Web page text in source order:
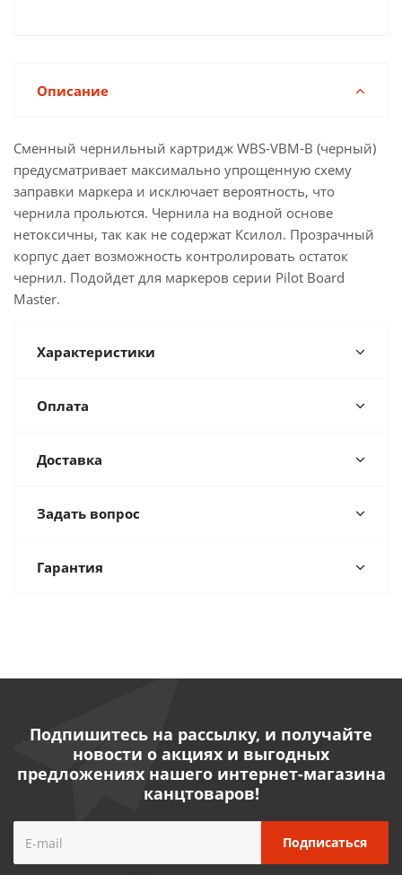
Описание
Сменный чернильный картридж WBS-VBM-B (черный)
предусматривает максимально упрощенную схему
заправки маркера и исключает вероятность, что
чернила прольются. Чернила на водной основе
нетоксичны, так как не содержат Ксилол. Прозрачный
корпус дает возможность контролировать остаток
чернил. Подойдет для маркеров серии Pilot Board
Master.
Характеристики
Оплата
Доставка
Задать вопрос
Гарантия
Подпишитесь на рассылку, и получайте
новости о акциях и выгодных
предложениях нашего интернет-магазина
канцтоваров!